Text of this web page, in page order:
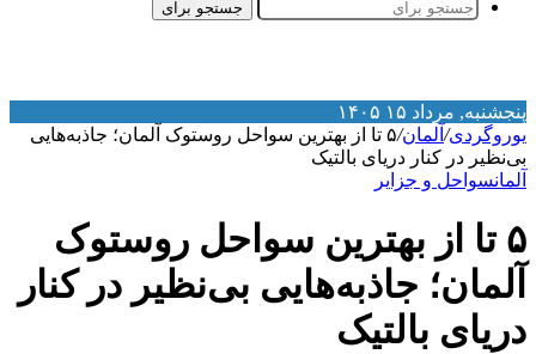
جستجو برای
مرداد ۱۵ ۱۴۰۵
/آلمان/ ۵ تا از بهترین سواحل روستوک آلمان؛ جاذبه‌هایی
در کنار دریای بالتیک
سواحل و جزایر
۵ تا از بهترین سواحل روستوک
جاذبه‌هایی بی‌نظیر در کنار
بالتیک